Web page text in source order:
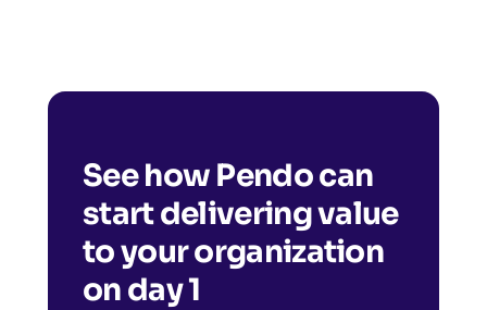
See how Pendo can
start delivering value
to your organization
on day 1